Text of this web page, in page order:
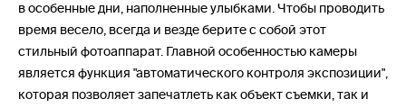
в особенные дни, наполненные улыбками. Чтобы проводить
время весело, всегда и везде берите с собой этот
стильный фотоаппарат. Главной особенностью камеры
является функция "автоматического контроля экспозиции",
которая позволяет запечатлеть как объект съемки, так и